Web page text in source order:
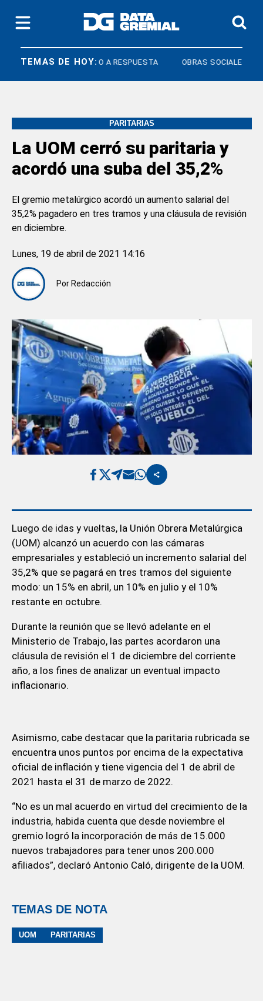
TEMAS DE HOY:
DERECHO A RESPUESTA OBRAS SOCIALES
PARITARIAS
La UOM cerró su paritaria y
acordó una suba del 35,2%
El gremio metalúrgico acordó un aumento salarial del
35,2% pagadero en tres tramos y una cláusula de revisión
en diciembre.
Por Redacción
Lunes, 19 de abril de 2021 14:16
Luego de idas y vueltas, la Unión Obrera Metalúrgica
(UOM) alcanzó un acuerdo con las cámaras
empresariales y estableció un incremento salarial del
35,2% que se pagará en tres tramos del siguiente
modo: un 15% en abril, un 10% en julio y el 10%
restante en octubre.
Durante la reunión que se llevó adelante en el
Ministerio de Trabajo, las partes acordaron una
cláusula de revisión el 1 de diciembre del corriente
año, a los fines de analizar un eventual impacto
inflacionario.
Asimismo, cabe destacar que la paritaria rubricada se
encuentra unos puntos por encima de la expectativa
oficial de inflación y tiene vigencia del 1 de abril de
2021 hasta el 31 de marzo de 2022.
“No es un mal acuerdo en virtud del crecimiento de la
industria, habida cuenta que desde noviembre el
gremio logró la incorporación de más de 15.000
nuevos trabajadores para tener unos 200.000
afiliados”, declaró Antonio Caló, dirigente de la UOM.
TEMAS DE NOTA
UOM PARITARIAS